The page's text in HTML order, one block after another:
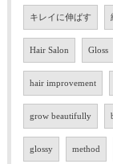
キレイに伸ばす
Hair Salon Gloss
hair improvement
grow beautifully
glossy method